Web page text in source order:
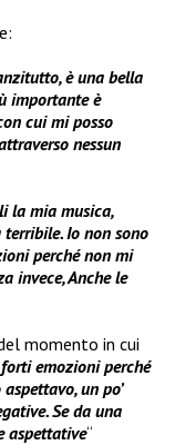
è una bella
importante è
cui mi posso
nessun
la mia musica,
terribile. Io non sono
perché non mi
invece, Anche le
momento in cui
emozioni perché
un po’
Se da una
aspettative“